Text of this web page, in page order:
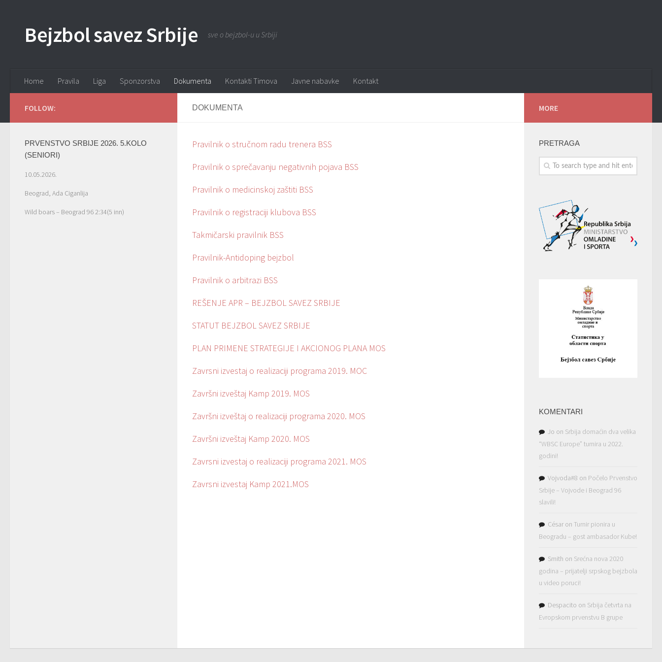
Bejzbol savez Srbije sve o bejzbol-u u Srbiji
Home Pravila Liga Sponzorstva Dokumenta Kontakti Timova Javne nabavke Kontakt
DOKUMENTA
Pravilnik o stručnom radu trenera BSS
Pravilnik o sprečavanju negativnih pojava BSS
Pravilnik o medicinskoj zaštiti BSS
Pravilnik o registraciji klubova BSS
Takmičarski pravilnik BSS
Pravilnik-Antidoping bejzbol
Pravilnik o arbitrazi BSS
REŠENJE APR – BEJZBOL SAVEZ SRBIJE
STATUT BEJZBOL SAVEZ SRBIJE
PLAN PRIMENE STRATEGIJE I AKCIONOG PLANA MOS
Zavrsni izvestaj o realizaciji programa 2019. МОС
Završni izveštaj Kamp 2019. MOS
Završni izveštaj o realizaciji programa 2020. MOS
Završni izveštaj Kamp 2020. MOS
Zavrsni izvestaj o realizaciji programa 2021. MOS
Zavrsni izvestaj Kamp 2021.MOS
FOLLOW:
PRVENSTVO SRBIJE 2026. 5.KOLO
(SENIORI)
10.05.2026.
Beograd, Ada Ciganlija
Wild boars – Beograd 96 2:34(5 inn)
MORE
PRETRAGA
KOMENTARI
Jo on Srbija domaćin dva velika
“WBSC Europe” turnira u 2022.
godini!
Vojvoda#8 on Počelo Prvenstvo
Srbije – Vojvode i Beograd 96
slavili!
César on Turnir pionira u
Beogradu – gost ambasador Kube!
Smith on Srećna nova 2020
godina – prijatelji srpskog bejzbola
u video poruci!
Despacito on Srbija četvrta na
Evropskom prvenstvu B grupe